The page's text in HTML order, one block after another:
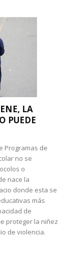
LA
PUEDE
Programas de
no se
o
nace la
donde esta se
más
de
proteger la niñez
de violencia.